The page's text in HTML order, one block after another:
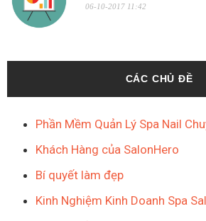
06-10-2017 11:42
CÁC CHỦ ĐỀ
Phần Mềm Quản Lý Spa Nail
Khách Hàng của SalonHero
Bí quyết làm đẹp
Kinh Nghiệm Kinh Doanh Spa